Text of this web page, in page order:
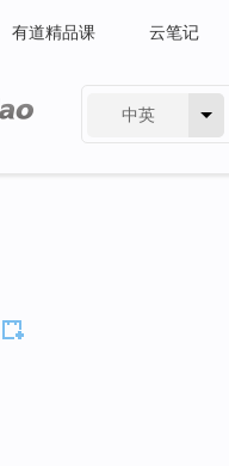
有道精品课 云笔记
中英